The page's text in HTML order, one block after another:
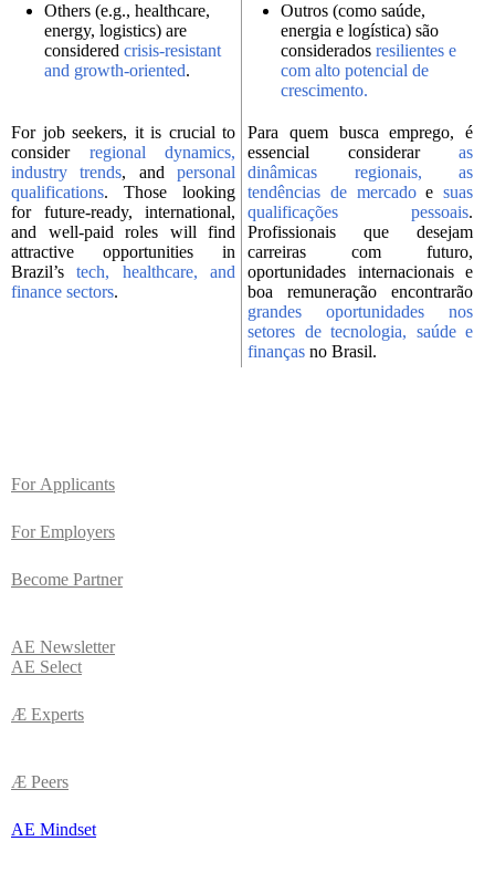
Others (e.g., healthcare,
energy, logistics) are
considered crisis-resistant
and growth-oriented.
Outros (como saúde,
energia e logística) são
considerados resilientes e
com alto potencial de
crescimento.
For job seekers, it is crucial to
consider regional dynamics,
industry trends, andpersonal
qualifications. Those looking
for future-ready, international,
and well-paid roles will find
attractive opportunities in
Brazil’stech, healthcare, and
finance sectors.
Para quem busca emprego, é
essencial considerar as
dinâmicas regionais, as
tendências de mercadoe suas
qualificações pessoais.
Profissionais que desejam
carreiras com futuro,
oportunidades internacionais e
boa remuneração encontrarão
grandes oportunidades nos
setores de tecnologia, saúde e
finanças no Brasil.
For Applicants
For Employers
Become Partner
AE Newsletter
AE Select
Æ Experts
Æ Peers
AE Mindset